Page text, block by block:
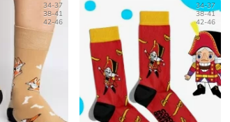
34-37
38-41
42-46
34-37
38-41
42-46